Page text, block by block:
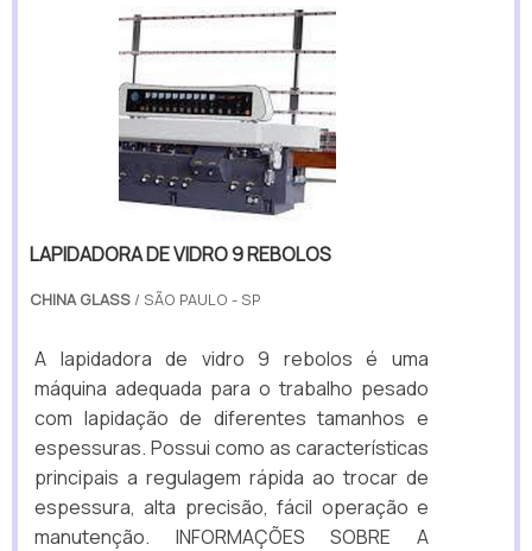
LAPIDADORA DE VIDRO 9 REBOLOS
CHINA GLASS / SÃO PAULO - SP
A lapidadora de vidro 9 rebolos é uma
máquina adequada para o trabalho pesado
com lapidação de diferentes tamanhos e
espessuras. Possui como as características
principais a regulagem rápida ao trocar de
espessura, alta precisão, fácil operação e
manutenção. INFORMAÇÕES SOBRE A